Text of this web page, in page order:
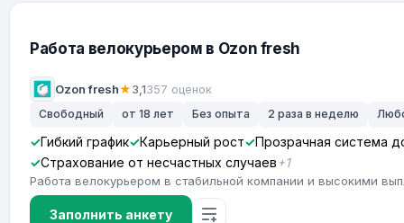
Работа велокурьером в Ozon fresh
Ozon fresh★3,1357 оценок
Свободный от 18 лет Без опыта 2 раза в неделю
Гибкий график Карьерный рост
Прозрачная система
Страхование от несчастных случаев +1
Работа велокурьером в стабильной компании и высокими
Заполнить анкету